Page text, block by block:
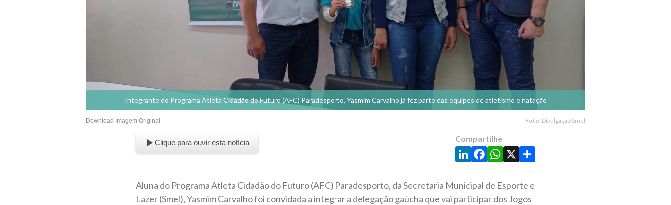
Integrante do Programa Atleta Cidadão do Futuro (AFC) Paradesporto, Yasmim Carvalho já fez parte das equipes de atletismo e natação
Download Imagem Original Foto: Divulgação Smel
Clique para ouvir esta notícia Compartilhe
LinkedIn
Facebook
WhatsApp
X Share
Aluna do Programa Atleta Cidadão do Futuro (AFC) Paradesporto, da Secretaria Municipal de Esporte e
Lazer (Smel), Yasmim Carvalho foi convidada a integrar a delegação gaúcha que vai participar dos Jogos